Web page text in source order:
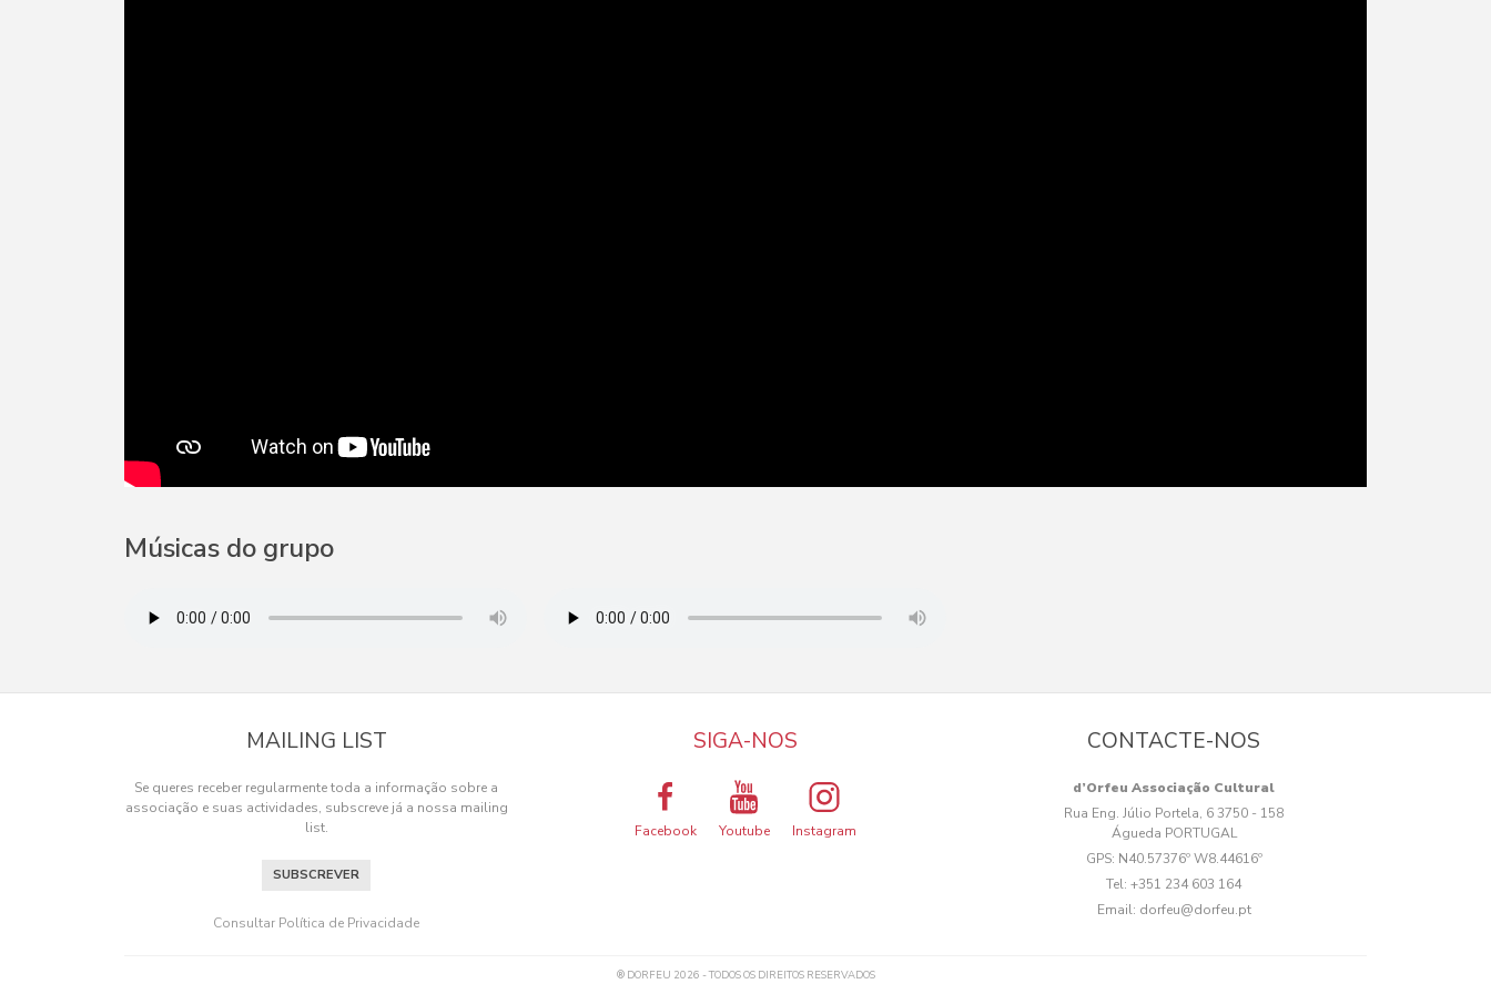
Este site utiliza cookies para lhe proporcionar uma melhor experiência de utilização.
Músicas do grupo
MAILING LIST
Se queres receber regularmente toda a informação sobre a
associação e suas actividades, subscreve já a nossa mailing
list.
SUBSCREVER
Consultar Política de Privacidade
SIGA-NOS
Facebook Youtube Instagram
CONTACTE-NOS
d’Orfeu Associação Cultural
Rua Eng. Júlio Portela, 6 3750 - 158
Águeda PORTUGAL
GPS: N40.57376º W8.44616º
Tel:+351 234 603 164
Email: dorfeu@dorfeu.pt
® DORFEU 2026 - TODOS OS DIREITOS RESERVADOS